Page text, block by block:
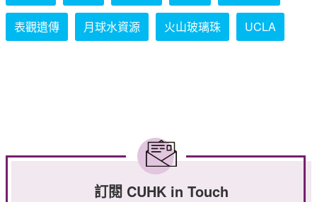
表觀遺傳 月球水資源 火山玻璃珠 UCLA
訂閱 CUHK in Touch